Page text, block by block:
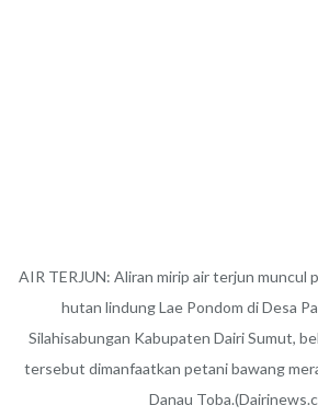
AIR TERJUN: Aliran mirip air terjun muncul
hutan lindung Lae Pondom di Desa
Silahisabungan Kabupaten Dairi Sumut,
tersebut dimanfaatkan petani bawang
Danau